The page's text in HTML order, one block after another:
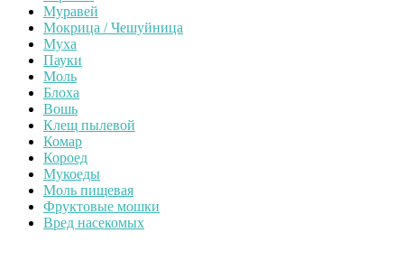
Муравей
Мокрица / Чешуйница
Муха
Пауки
Моль
Блоха
Вошь
Клещ пылевой
Комар
Короед
Мукоеды
Моль пищевая
Фруктовые мошки
Вред насекомых